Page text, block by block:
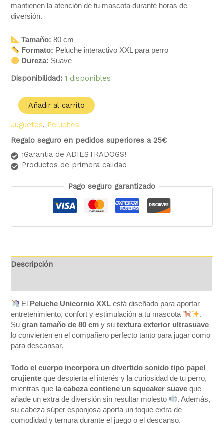
mantienen la atención de tu mascota durante horas de
diversión.
Tamaño: 80 cm
Formato: Peluche interactivo XXL para perro
Dureza: Suave
Disponibilidad: 1 disponibles
Añadir al carrito
Juguetes, Peluches
Regalo seguro en pedidos superiores a 25€
¡Garantia de ADIESTRADOGS!
Productos de primera calidad
Pago seguro garantizado
Descripción
El Peluche Unicornio XXL está diseñado para aportar
entretenimiento, confort y estimulación a tu mascota
.
Sugran tamaño de 80 cm y sutextura exterior ultrasuave
lo convierten en el compañero perfecto tanto para jugar como
para descansar.
Todo el cuerpo incorpora un divertido sonido tipo papel
crujiente que despierta el interés y la curiosidad de tu perro,
mientras que la cabeza contiene un squeaker suave que
añade un extra de diversión sin resultar molesto
. Además,
su cabeza súper esponjosa aporta un toque extra de
comodidad y ternura durante el juego o el descanso.